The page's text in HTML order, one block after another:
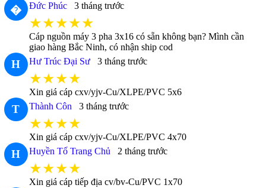
� Đức Phúc 3 tháng trước
★★★★★
Cáp nguồn máy 3 pha 3x16 có sẵn không bạn? Mình cần
giao hàng Bắc Ninh, có nhận ship cod
H Hư Trúc Đại Sư 3 tháng trước
★★★★
Xin giá cáp cxv/yjv-Cu/XLPE/PVC 5x6
T Thành Côn 3 tháng trước
★★★★
Xin giá cáp cxv/yjv-Cu/XLPE/PVC 4x70
H Huyền Tố Trang Chủ 2 tháng trước
★★★★
Xin giá cáp tiếp địa cv/bv-Cu/PVC 1x70